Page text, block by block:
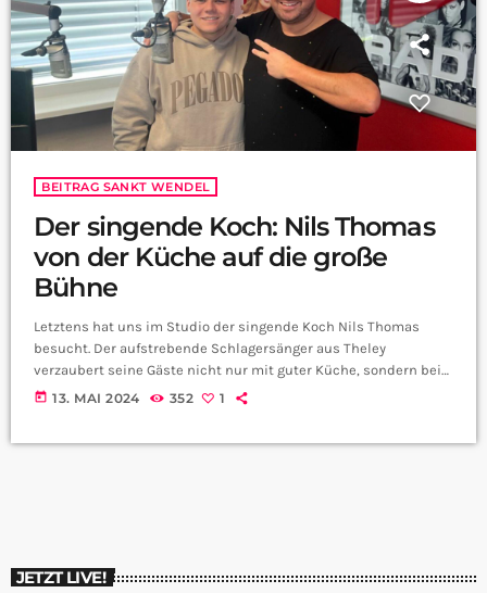
BEITRAG SANKT WENDEL
Der singende Koch: Nils Thomas
von der Küche auf die große
Bühne
Letztens hat uns im Studio der singende Koch Nils Thomas
besucht. Der aufstrebende Schlagersänger aus Theley
verzaubert seine Gäste nicht nur mit guter Küche, sondern bei
Bedarf begeistert er noch mit seiner Musik. Mittlerweile hat der
today 13. MAI 2024 352 1
JETZT LIVE!